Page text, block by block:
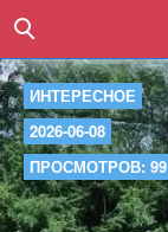
ИНТЕРЕСНОЕ
2026-06-08
ПРОСМОТРОВ: 99